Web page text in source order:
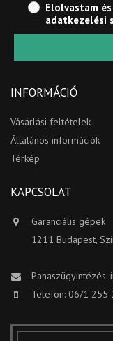
Elolvastam
adatkezelési
INFORMÁCIÓ
Vásárlási feltételek
Általános információk
Térkép
KAPCSOLAT
Garanciális gépek
1211 Budapest,
Panaszügyintézés:
Telefon: 06/1